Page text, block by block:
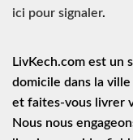
ici pour signaler.
LivKech.com est un
domicile dans la
et faites-vous livrer
Nous nous